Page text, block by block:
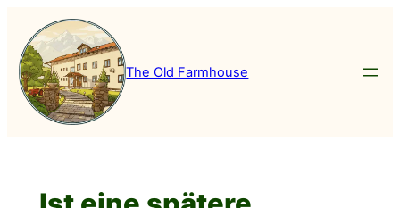
Inhalt
springen
The Old Farmhouse